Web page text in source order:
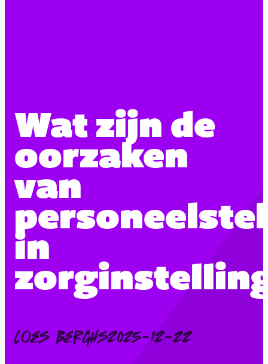
Wat zijn de
oorzaken
van
in
Posted
Loes Berghs2025-12-22